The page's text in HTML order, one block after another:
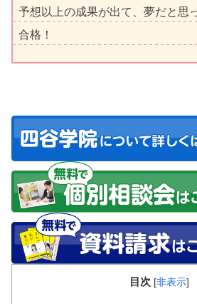
予想以上の成果が出て、夢だと思
合格！
目次 [非表示]